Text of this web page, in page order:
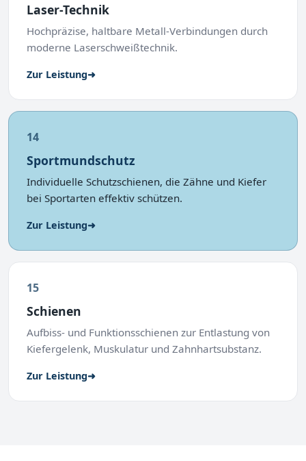
Laser-Technik
Hochpräzise, haltbare Metall-Verbindungen durch
moderne Laserschweißtechnik.
Zur Leistung➜
14
Sportmundschutz
Individuelle Schutzschienen, die Zähne und Kiefer
bei Sportarten effektiv schützen.
Zur Leistung➜
15
Schienen
Aufbiss- und Funktionsschienen zur Entlastung von
Kiefergelenk, Muskulatur und Zahnhartsubstanz.
Zur Leistung➜